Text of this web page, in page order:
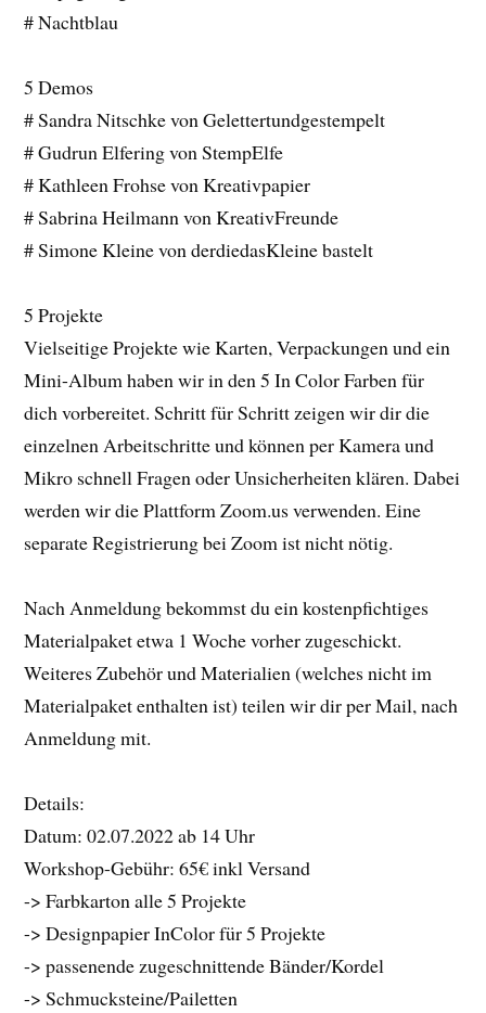
# Nachtblau
5 Demos
# Sandra Nitschke von Gelettertundgestempelt
# Gudrun Elfering von StempElfe
# Kathleen Frohse von Kreativpapier
# Sabrina Heilmann von KreativFreunde
# Simone Kleine von derdiedasKleine bastelt
5 Projekte
Vielseitige Projekte wie Karten, Verpackungen und ein
Mini-Album haben wir in den 5 In Color Farben für
dich vorbereitet. Schritt für Schritt zeigen wir dir die
einzelnen Arbeitschritte und können per Kamera und
Mikro schnell Fragen oder Unsicherheiten klären. Dabei
werden wir die Plattform Zoom.us verwenden. Eine
separate Registrierung bei Zoom ist nicht nötig.
Nach Anmeldung bekommst du ein kostenpfichtiges
Materialpaket etwa 1 Woche vorher zugeschickt.
Weiteres Zubehör und Materialien (welches nicht im
Materialpaket enthalten ist) teilen wir dir per Mail, nach
Anmeldung mit.
Details:
Datum: 02.07.2022 ab 14 Uhr
Workshop-Gebühr: 65€ inkl Versand
-> Farbkarton alle 5 Projekte
-> Designpapier InColor für 5 Projekte
-> passenende zugeschnittende Bänder/Kordel
-> Schmucksteine/Pailetten